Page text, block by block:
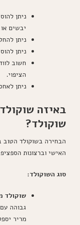
ניתן
יבשים
ניתן
ניתן
חשוב
הציפוי.
ניתן
באיזה
שוקולד?
הבחירה בשוקולד הטוב
האישי וברצונות
סוג השוקולד:
שוקולד
מריר